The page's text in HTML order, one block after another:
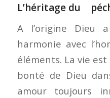
L’héritage du
A l’origine Dieu
harmonie avec
éléments. La vie
bonté de Dieu
amour toujours